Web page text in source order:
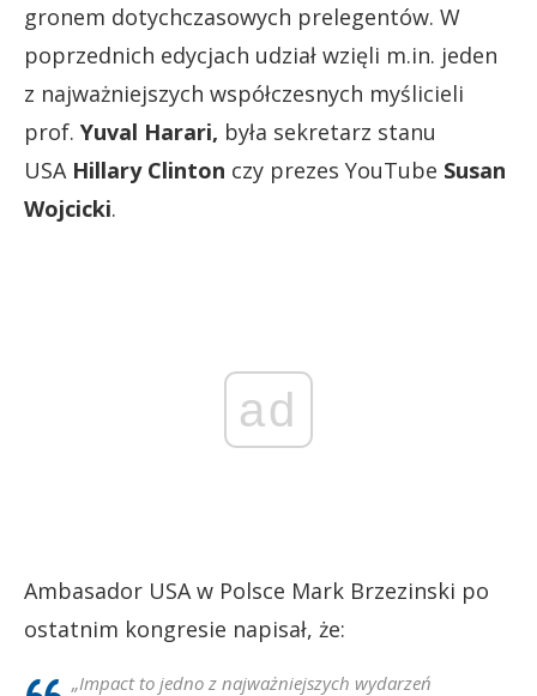
gronem dotychczasowych prelegentów. W
poprzednich edycjach udział wzięli m.in. jeden
z najważniejszych współczesnych myślicieli
prof. Yuval Harari, była sekretarz stanu
USA Hillary Clinton czy prezes YouTube Susan
Wojcicki.
ad
Ambasador USA w Polsce Mark Brzezinski po
ostatnim kongresie napisał, że:
„Impact to jedno z najważniejszych wydarzeń